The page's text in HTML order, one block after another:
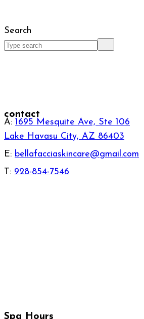
Search
contact
A: 1695 Mesquite Ave, Ste 106
Lake Havasu City, AZ 86403
E: bellafacciaskincare@gmail.com
T: 928-854-7546
Spa Hours